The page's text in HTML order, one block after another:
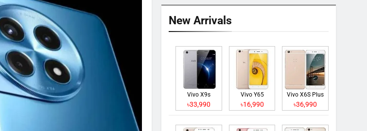
New Arrivals
Vivo X9s
৳33,990
Vivo Y65
৳16,990
Vivo X6S Plus
৳36,990